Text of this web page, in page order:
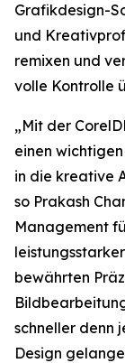
Grafikdesign-
und
remixen und
volle Kontrolle
„Mit der
einen
in die kreative
so Prakash
Management
bewährten
schneller denn
Design